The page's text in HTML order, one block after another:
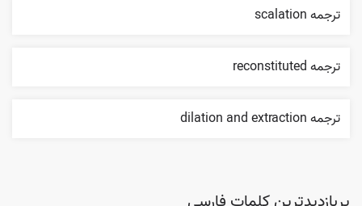
ترجمه scalation
ترجمه reconstituted
ترجمه dilation and extraction